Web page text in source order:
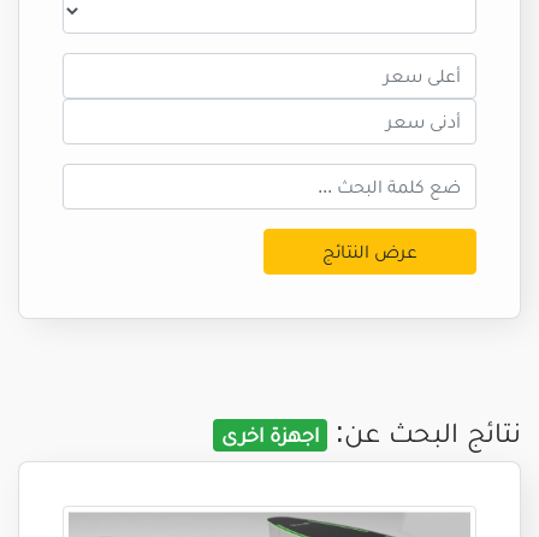
عرض النتائج
نتائج البحث عن: اجهزة اخرى